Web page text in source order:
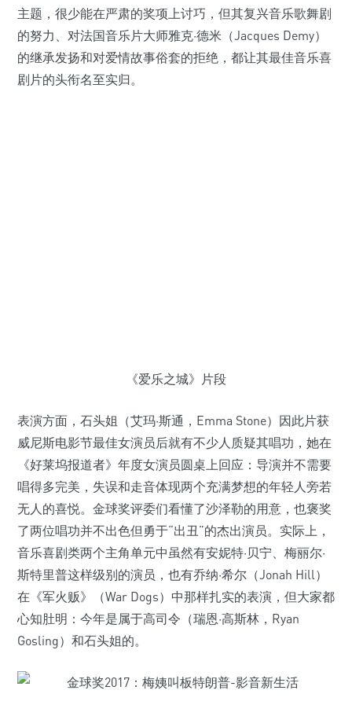
主题，很少能在严肃的奖项上讨巧，但其复兴音乐歌舞剧
的努力、对法国音乐片大师雅克·德米（Jacques Demy）
的继承发扬和对爱情故事俗套的拒绝，都让其最佳音乐喜
剧片的头衔名至实归。
《爱乐之城》片段
表演方面，石头姐（艾玛·斯通，Emma Stone）因此片获
威尼斯电影节最佳女演员后就有不少人质疑其唱功，她在
《好莱坞报道者》年度女演员圆桌上回应：导演并不需要
唱得多完美，失误和走音体现两个充满梦想的年轻人旁若
无人的喜悦。金球奖评委们看懂了沙泽勒的用意，也褒奖
了两位唱功并不出色但勇于“出丑”的杰出演员。实际上，
音乐喜剧类两个主角单元中虽然有安妮特·贝宁、梅丽尔·
斯特里普这样级别的演员，也有乔纳·希尔（Jonah Hill）
在《军火贩》（War Dogs）中那样扎实的表演，但大家都
心知肚明：今年是属于高司令（瑞恩·高斯林，Ryan
Gosling）和石头姐的。